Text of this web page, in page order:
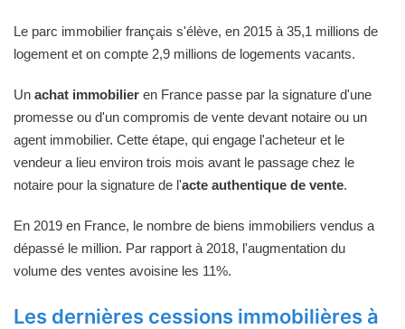
Le parc immobilier français s'élève, en 2015 à 35,1 millions de
logement et on compte 2,9 millions de logements vacants.
Un achat immobilier en France passe par la signature d'une
promesse ou d'un compromis de vente devant notaire ou un
agent immobilier. Cette étape, qui engage l'acheteur et le
vendeur a lieu environ trois mois avant le passage chez le
notaire pour la signature de l'acte authentique de vente.
En 2019 en France, le nombre de biens immobiliers vendus a
dépassé le million. Par rapport à 2018, l'augmentation du
volume des ventes avoisine les 11%.
Les dernières cessions immobilières à